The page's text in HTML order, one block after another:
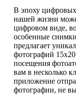
В эпоху
нашей жизни
цифровом виде,
особенные
предлагает
фотографий
посещения
вам в несколько
приложение
фотографии, не